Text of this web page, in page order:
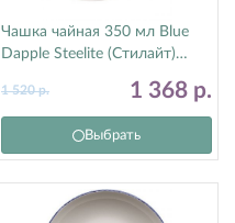
Чашка чайная 350 мл Blue
Dapple Steelite (Стилайт)
1 368 р.
1 520р.
Выбрать